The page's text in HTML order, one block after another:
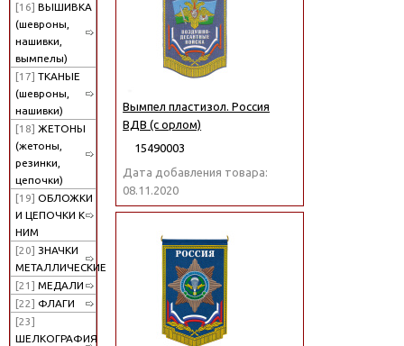
[16] ВЫШИВКА
(шевроны,
нашивки,
вымпелы)
[17] ТКАНЫЕ
(шевроны,
нашивки)
[18] ЖЕТОНЫ
(жетоны,
резинки,
цепочки)
[19] ОБЛОЖКИ
И ЦЕПОЧКИ К
НИМ
[20] ЗНАЧКИ
МЕТАЛЛИЧЕСКИЕ
[21] МЕДАЛИ
[22] ФЛАГИ
[23]
ШЕЛКОГРАФИЯ
Вымпел пластизол. Россия
ВДВ (с орлом)
15490003
Дата добавления товара:
08.11.2020